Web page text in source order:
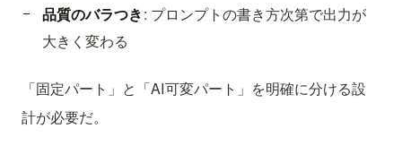
品質のバラつき: プロンプトの書き方次第で出力が
大きく変わる
「固定パート」と「AI可変パート」を明確に分ける設
計が必要だ。